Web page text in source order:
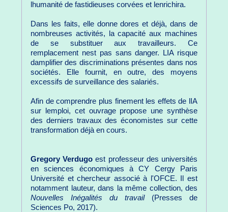
lhumanité de fastidieuses corvées et lenrichira.
Dans les faits, elle donne dores et déjà, dans de
nombreuses activités, la capacité aux machines
de se substituer aux travailleurs. Ce
remplacement nest pas sans danger. LIA risque
damplifier des discriminations présentes dans nos
sociétés. Elle fournit, en outre, des moyens
excessifs de surveillance des salariés.
Afin de comprendre plus finement les effets de lIA
sur lemploi, cet ouvrage propose une synthèse
des derniers travaux des économistes sur cette
transformation déjà en cours.
Gregory Verdugo est professeur des universités
en sciences économiques à CY Cergy Paris
Université et chercheur associé à l'OFCE. Il est
notamment lauteur, dans la même collection, des
Nouvelles Inégalités du travail(Presses de
Sciences Po, 2017).